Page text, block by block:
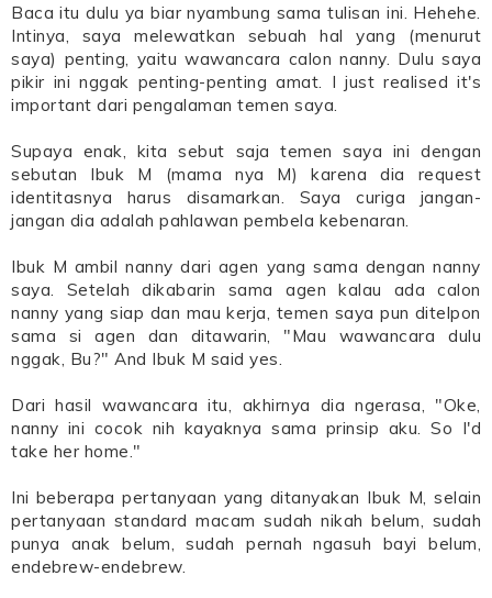
Baca itu dulu ya biar nyambung sama tulisan ini. Hehehe.
Intinya, saya melewatkan sebuah hal yang (menurut
saya) penting, yaitu wawancara calon nanny. Dulu saya
pikir ini nggak penting-penting amat. I just realised it's
important dari pengalaman temen saya.
Supaya enak, kita sebut saja temen saya ini dengan
sebutan Ibuk M (mama nya M) karena dia request
identitasnya harus disamarkan. Saya curiga jangan-
jangan dia adalah pahlawan pembela kebenaran.
Ibuk M ambil nanny dari agen yang sama dengan nanny
saya. Setelah dikabarin sama agen kalau ada calon
nanny yang siap dan mau kerja, temen saya pun ditelpon
sama si agen dan ditawarin, "Mau wawancara dulu
nggak, Bu?" And Ibuk M said yes.
Dari hasil wawancara itu, akhirnya dia ngerasa, "Oke,
nanny ini cocok nih kayaknya sama prinsip aku. So I'd
take her home."
Ini beberapa pertanyaan yang ditanyakan Ibuk M, selain
pertanyaan standard macam sudah nikah belum, sudah
punya anak belum, sudah pernah ngasuh bayi belum,
endebrew-endebrew.